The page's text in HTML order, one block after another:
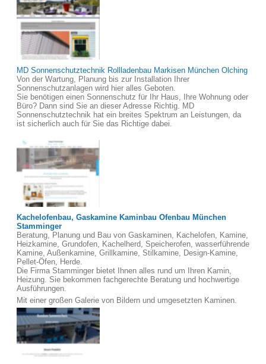
MD Sonnenschutztechnik Rollladenbau Markisen München Olching
Von der Wartung, Planung bis zur Installation Ihrer
Sonnenschutzanlagen wird hier alles Geboten.
Sie benötigen einen Sonnenschutz für Ihr Haus, Ihre Wohnung oder
Büro? Dann sind Sie an dieser Adresse Richtig. MD
Sonnenschutztechnik hat ein breites Spektrum an Leistungen, da
ist sicherlich auch für Sie das Richtige dabei.
Kachelofenbau, Gaskamine Kaminbau Ofenbau München
Stamminger
Beratung, Planung und Bau von Gaskaminen, Kachelofen, Kamine,
Heizkamine, Grundofen, Kachelherd, Speicherofen, wasserführende
Kamine, Außenkamine, Grillkamine, Stilkamine, Design-Kamine,
Pellet-Öfen, Herde.
Die Firma Stamminger bietet Ihnen alles rund um Ihren Kamin,
Heizung. Sie bekommen fachgerechte Beratung und hochwertige
Ausführungen.
Mit einer großen Galerie von Bildern und umgesetzten Kaminen.